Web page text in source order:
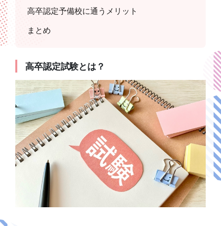
高卒認定予備校に通うメリット
まとめ
高卒認定試験とは？